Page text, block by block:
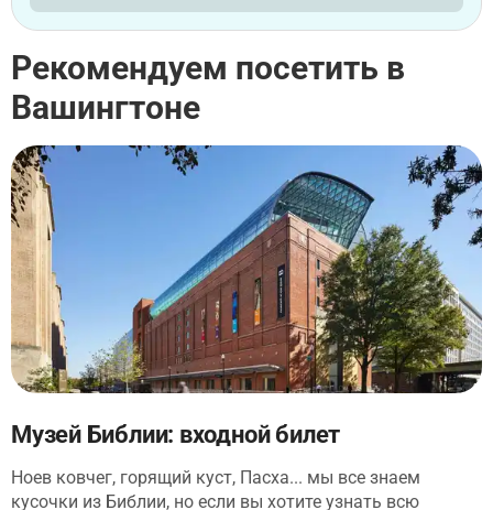
Рекомендуем посетить в
Вашингтоне
Музей Библии: входной билет
Ноев ковчег, горящий куст, Пасха... мы все знаем
кусочки из Библии, но если вы хотите узнать всю